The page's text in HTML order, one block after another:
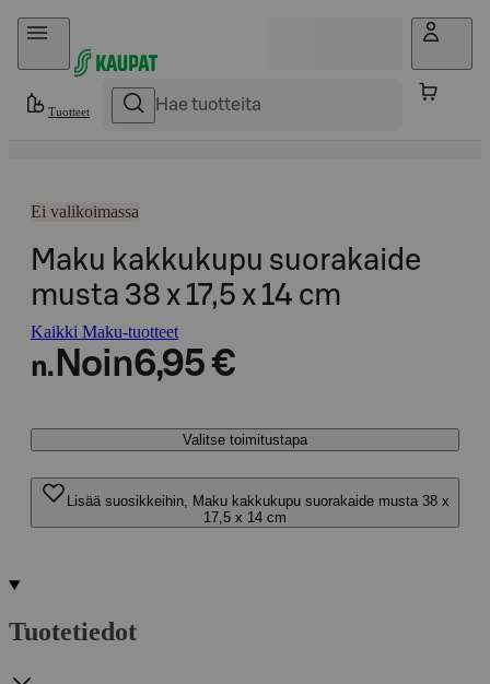
Hyppää sisältöön
Tuotteet
Ei valikoimassa
Maku kakkukupu suorakaide
musta 38 x 17,5 x 14 cm
Kaikki Maku-tuotteet
n. Noin6,95 €
Valitse toimitustapa
Lisää suosikkeihin, Maku kakkukupu suorakaide musta 38 x
17,5 x 14 cm
Tuotetiedot